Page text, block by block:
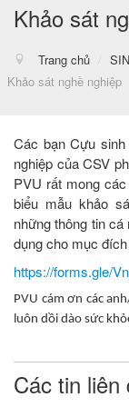
Khảo sát
Trang chủ /
Khảo sát nghề nghiệp
Các bạn Cựu
nghiệp của CSV
PVU rất mong
biểu mẫu khảo
những thông tin
dụng cho mục
https://forms.gle/
PVU cám ơn các
luôn dồi dào sức
Các tin liên